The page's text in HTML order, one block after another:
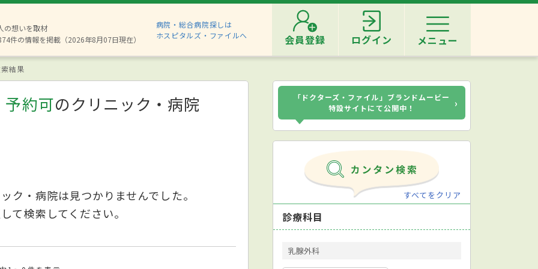
の想いを取材
件の情報を掲載（2026年8月07日現在）
病院・総合病院探しは
ホスピタルズ・ファイルへ
会員登録 ログイン メニュー
結果
約可のクリニック・病院
ク・病院は見つかりませんでした。
て検索してください。
「ドクターズ・ファイル」ブランドムービー
特設サイトにて公開中！
›
すべてをクリア
診療科目
乳腺外科